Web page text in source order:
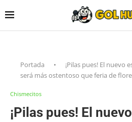
Portada •
¡Pilas pues! El nuevo
será más ostentoso que feria de
Chismecitos
¡Pilas pues! El